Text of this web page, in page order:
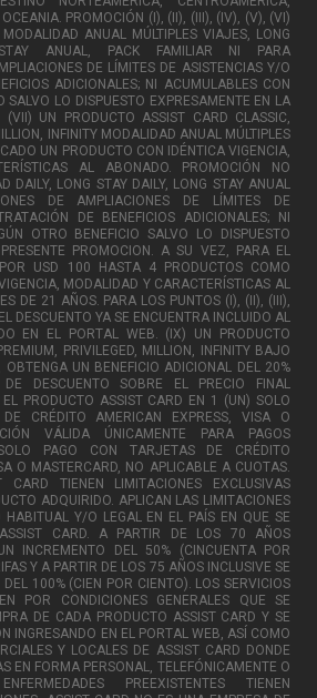
PROMOCIÓN (I), (II), (III), (IV), (V), (VI)
ANUAL MÚLTIPLES VIAJES, LONG
ANUAL, PACK FAMILIAR NI PARA
DE LÍMITES DE ASISTENCIAS Y/O
ADICIONALES; NI ACUMULABLES CON
SALVO LO DISPUESTO EXPRESAMENTE EN LA
(VII) UN PRODUCTO ASSIST CARD CLASSIC,
INFINITY MODALIDAD ANUAL MÚLTIPLES
UN PRODUCTO CON IDÉNTICA VIGENCIA,
AL ABONADO. PROMOCIÓN NO
DAILY, LONG STAY DAILY, LONG STAY ANUAL
DE AMPLIACIONES DE LÍMITES DE
DE BENEFICIOS ADICIONALES; NI
OTRO BENEFICIO SALVO LO DISPUESTO
PROMOCION. A SU VEZ, PARA EL
USD 100 HASTA 4 PRODUCTOS COMO
MODALIDAD Y CARACTERÍSTICAS AL
DE 21 AÑOS. PARA LOS PUNTOS (I), (II), (III),
DESCUENTO YA SE ENCUENTRA INCLUIDO AL
EN EL PORTAL WEB. (IX) UN PRODUCTO
PRIVILEGED, MILLION, INFINITY BAJO
OBTENGA UN BENEFICIO ADICIONAL DEL 20%
DESCUENTO SOBRE EL PRECIO FINAL
PRODUCTO ASSIST CARD EN 1 (UN) SOLO
CRÉDITO AMERICAN EXPRESS, VISA O
VÁLIDA ÚNICAMENTE PARA PAGOS
PAGO CON TARJETAS DE CRÉDITO
O MASTERCARD, NO APLICABLE A CUOTAS.
CARD TIENEN LIMITACIONES EXCLUSIVAS
ADQUIRIDO. APLICAN LAS LIMITACIONES
HABITUAL Y/O LEGAL EN EL PAÍS EN QUE SE
CARD. A PARTIR DE LOS 70 AÑOS
INCREMENTO DEL 50% (CINCUENTA POR
Y A PARTIR DE LOS 75 AÑOS INCLUSIVE SE
100% (CIEN POR CIENTO). LOS SERVICIOS
POR CONDICIONES GENERALES QUE SE
DE CADA PRODUCTO ASSIST CARD Y SE
INGRESANDO EN EL PORTAL WEB, ASÍ COMO
Y LOCALES DE ASSIST CARD DONDE
EN FORMA PERSONAL, TELEFÓNICAMENTE O
PREEXISTENTES TIENEN